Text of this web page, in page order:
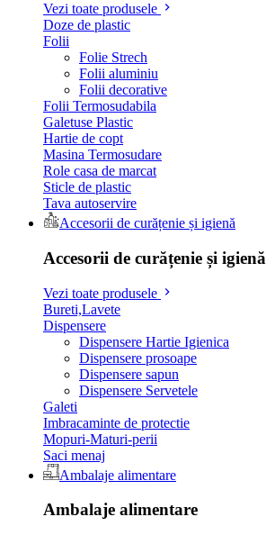
Vezi toate produsele
Doze de plastic
Folii
Folie Strech
Folii aluminiu
Folii decorative
Folii Termosudabila
Galetuse Plastic
Hartie de copt
Masina Termosudare
Role casa de marcat
Sticle de plastic
Tava autoservire
Accesorii de curățenie și igienă
Accesorii de curățenie și igienă
Vezi toate produsele
Bureti,Lavete
Dispensere
Dispensere Hartie Igienica
Dispensere prosoape
Dispensere sapun
Dispensere Servetele
Galeti
Imbracaminte de protectie
Mopuri-Maturi-perii
Saci menaj
Ambalaje alimentare
Ambalaje alimentare